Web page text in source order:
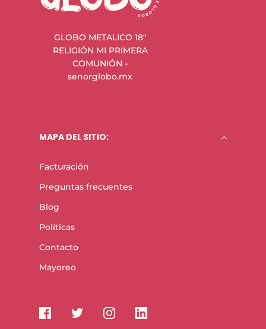
GLOBO METALICO 18"
RELIGIÓN MI PRIMERA
COMUNIÓN -
senorglobo.mx
MAPA DEL SITIO:
Facturación
Preguntas frecuentes
Blog
Políticas
Contacto
Mayoreo